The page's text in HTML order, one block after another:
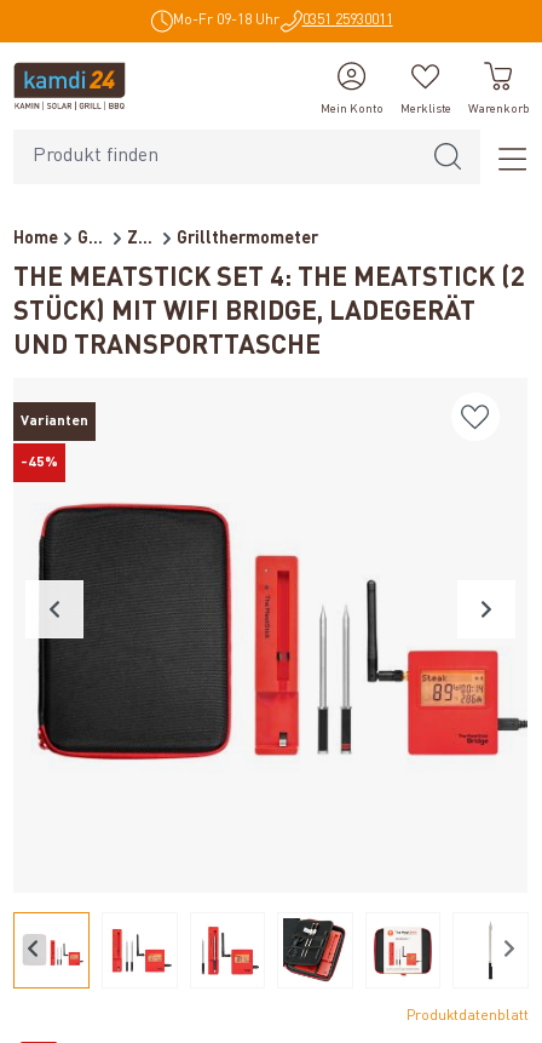
Mo-Fr 09-18 Uhr 0351 25930011
Mein Konto Merkliste Warenkorb
Home Grillzubehör Zubehör Grillthermometer
THE MEATSTICK SET 4: THE MEATSTICK (2
STÜCK) MIT WIFI BRIDGE, LADEGERÄT
UND TRANSPORTTASCHE
Varianten
-45%
Produktdatenblatt